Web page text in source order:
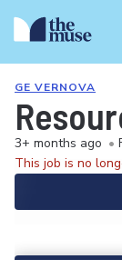
GE VERNOVA
3+ months ago •
This job is no